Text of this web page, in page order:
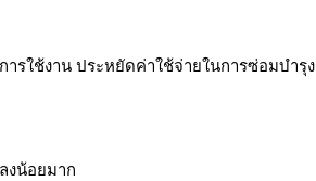
รใช้งาน ประหยัดค่าใช้จ่ายในการซ่อมบำรุง
น้อยมาก